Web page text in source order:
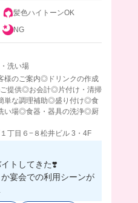
髪色ハイトーンOK
NG
洗い場
様のご案内◎ドリンクの作成
提供◎お会計◎片付け・清掃
単な調理補助◎盛り付け◎食
い場◎食器・器具の洗浄◎厨
丁目６−８松井ビル 3・4F
トしてきた❣️
宴会での利用シーンが